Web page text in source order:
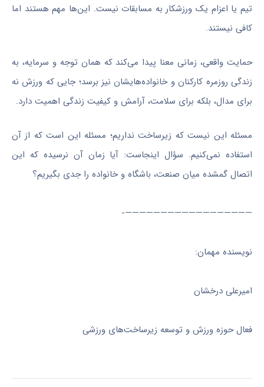
تیم یا اعزام یک ورزشکار به مسابقات نیست. این‌ها مهم‌ هستند اما
کافی نیستند.
حمایت واقعی، زمانی معنا پیدا می‌کند که همان توجه و سرمایه، به
زندگی روزمره کارکنان و خانواده‌هایشان نیز برسد؛ جایی که ورزش نه
برای مدال، بلکه برای سلامت، آرامش و کیفیت زندگی اهمیت دارد.
مسئله این نیست که زیرساخت نداریم؛ مسئله این است که از آن
استفاده نمی‌کنیم. سؤال اینجاست: آیا زمان آن نرسیده که این
اتصال گمشده میان صنعت، باشگاه و خانواده را جدی بگیریم؟
——————————————————-
نویسنده مهمان:
امیرعلی درخشان
فعال حوزه ورزش و توسعه زیرساخت‌های ورزشی